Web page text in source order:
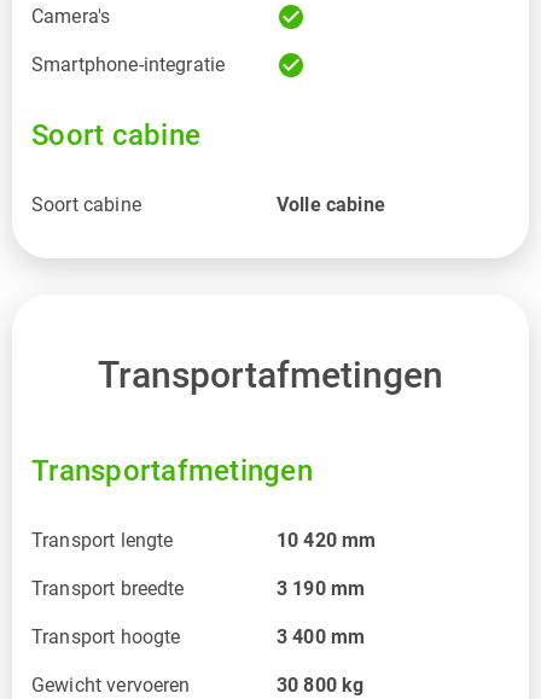
Camera's check_circle
Smartphone-integratie check_circle
Soort cabine
Soort cabine Volle cabine
Transportafmetingen
Transportafmetingen
Transport lengte 10 420 mm
Transport breedte 3 190 mm
Transport hoogte 3 400 mm
Gewicht vervoeren 30 800 kg